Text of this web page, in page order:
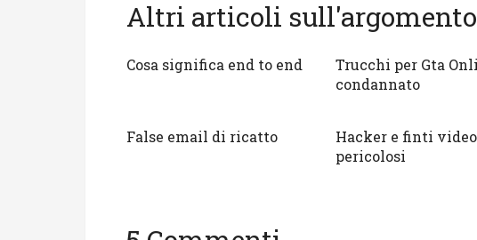
Altri articoli sull'argomento
Cosa significa end to end
Trucchi per Gta
condannato
False email di ricatto
Hacker e finti video
pericolosi